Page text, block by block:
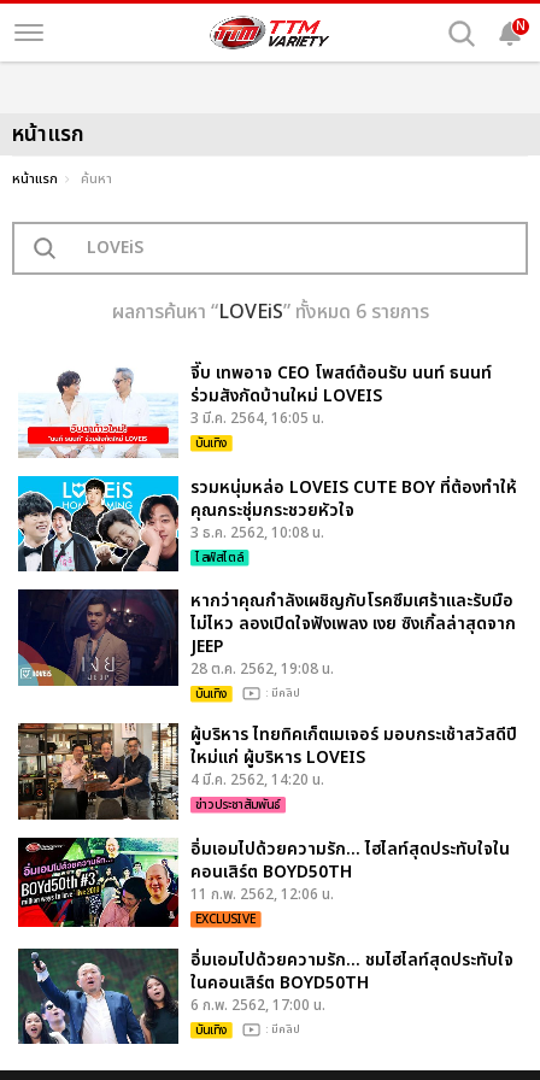
N
หน้าแรก
หน้าแรก ค้นหา
ผลการค้นหา “LOVEiS” ทั้งหมด 6 รายการ
จี๊บ เทพอาจ CEO โพสต์ต้อนรับ นนท์ ธนนท์
ร่วมสังกัดบ้านใหม่ LOVEIS
3 มี.ค. 2564, 16:05 น.
บันเทิง
รวมหนุ่มหล่อ LOVEIS CUTE BOY ที่ต้องทำให้
คุณกระชุ่มกระชวยหัวใจ
3 ธ.ค. 2562, 10:08 น.
ไลฟ์สไตล์
หากว่าคุณกำลังเผชิญกับโรคซึมเศร้าและรับมือ
ไม่ไหว ลองเปิดใจฟังเพลง เงย ซิงเกิ้ลล่าสุดจาก
JEEP
28 ต.ค. 2562, 19:08 น.
บันเทิง : มีคลิป
ผู้บริหาร ไทยทิคเก็ตเมเจอร์ มอบกระเช้าสวัสดีปี
ใหม่แก่ ผู้บริหาร LOVEIS
4 มี.ค. 2562, 14:20 น.
ข่าวประชาสัมพันธ์
อิ่มเอมไปด้วยความรัก... ไฮไลท์สุดประทับใจใน
คอนเสิร์ต BOYD50TH
11 ก.พ. 2562, 12:06 น.
EXCLUSIVE
อิ่มเอมไปด้วยความรัก... ชมไฮไลท์สุดประทับใจ
ในคอนเสิร์ต BOYD50TH
6 ก.พ. 2562, 17:00 น.
บันเทิง : มีคลิป